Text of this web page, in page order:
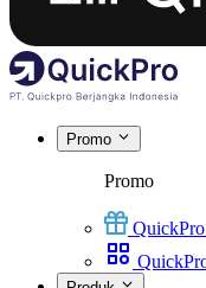
Promo
Promo